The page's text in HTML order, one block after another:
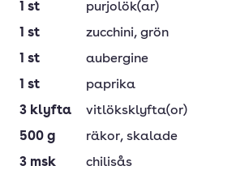
1 st
purjolök(ar)
1 st zucchini, grön
1 st
aubergine
1 st
paprika
3 klyfta
vitlöksklyfta(or)
500 g räkor, skalade
3 msk
chilisås